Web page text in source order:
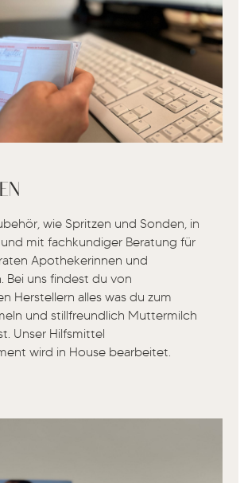
wie Spritzen und Sonden, in
mit fachkundiger Beratung für
Apothekerinnen und
Bei uns findest du von
Herstellern alles was du zum
und stillfreundlich Muttermilch
Unser Hilfsmittel
wird in House bearbeitet.